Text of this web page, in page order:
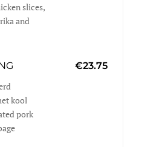
slices,
and
€23.75
kool
pork